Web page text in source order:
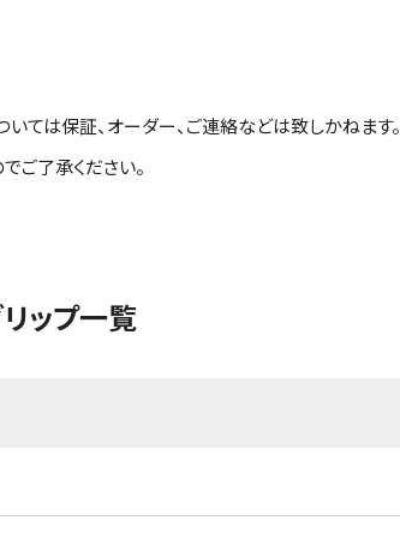
ては保証、オーダー、ご連絡などは致しかねます。
ご了承ください。
ップ一覧